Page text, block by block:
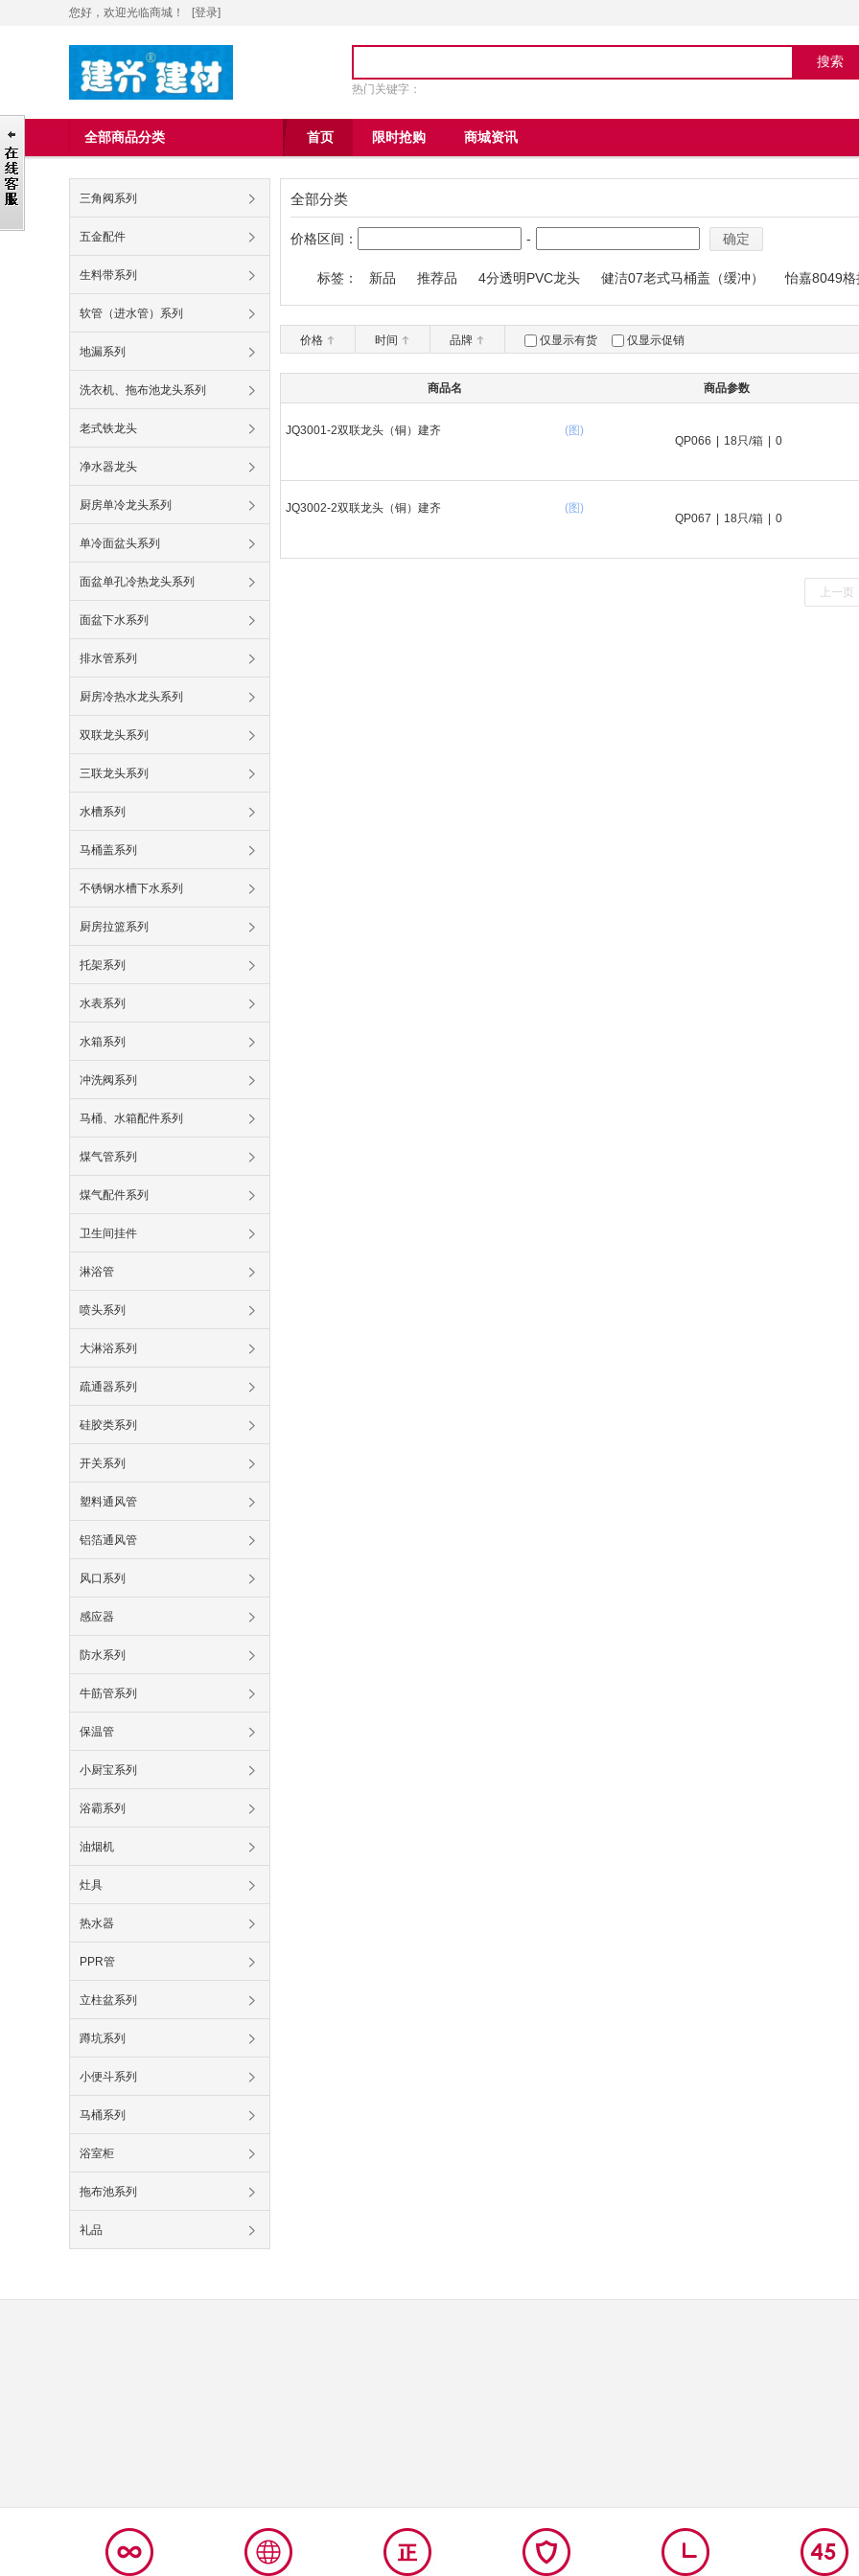
您好，欢迎光临商城！ [登录]
热门关键字：
全部商品分类 首页 限时抢购 商城资讯
三角阀系列
五金配件
生料带系列
软管（进水管）系列
地漏系列
洗衣机、拖布池龙头系列
老式铁龙头
净水器龙头
厨房单冷龙头系列
单冷面盆头系列
面盆单孔冷热龙头系列
面盆下水系列
排水管系列
厨房冷热水龙头系列
双联龙头系列
三联龙头系列
水槽系列
马桶盖系列
不锈钢水槽下水系列
厨房拉篮系列
托架系列
水表系列
水箱系列
冲洗阀系列
马桶、水箱配件系列
煤气管系列
煤气配件系列
卫生间挂件
淋浴管
喷头系列
大淋浴系列
疏通器系列
硅胶类系列
开关系列
塑料通风管
铝箔通风管
风口系列
感应器
防水系列
牛筋管系列
保温管
小厨宝系列
浴霸系列
油烟机
灶具
热水器
PPR管
立柱盆系列
蹲坑系列
小便斗系列
马桶系列
浴室柜
拖布池系列
礼品
全部分类
价格区间： - 确定
标签： 新品 推荐品 4分透明PVC龙头 健洁07老式马桶盖（缓冲） 怡嘉8049格
九牧王6004马桶
价格 时间 品牌 仅显示有货 仅显示促销
商品名 商品参数
JQ3001-2双联龙头（铜）建齐 (图)
QP066 18只/箱 0
JQ3002-2双联龙头（铜）建齐 (图)
QP067 18只/箱 0
上一页